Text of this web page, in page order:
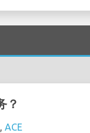
？
, ACE